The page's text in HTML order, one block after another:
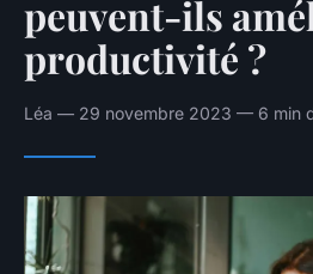
peuvent-ils
productivité ?
Léa — 29 novembre 2023 — 6 min